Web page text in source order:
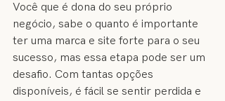
Você que é dona do seu próprio
negócio, sabe o quanto é importante
ter uma marca e site forte para o seu
sucesso, mas essa etapa pode ser um
desafio. Com tantas opções
disponíveis, é fácil se sentir perdida e